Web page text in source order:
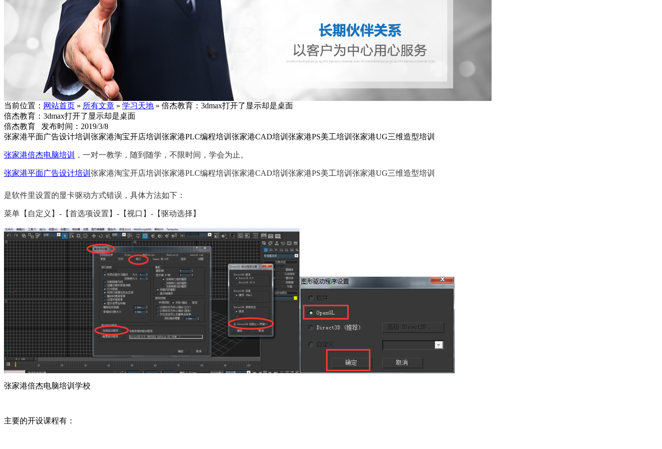
当前位置： 网站首页 » 所有文章 » 学习天地 » 倍杰教育：3dmax打开了显示却是桌面
倍杰教育：3dmax打开了显示却是桌面
倍杰教育 发布时间：2019/3/8
张家港平面广告设计培训张家港淘宝开店培训张家港PLC编程培训张家港CAD培训张家港PS美工培训张家港UG三维造型培训
张家港倍杰电脑培训 ，一对一教学，随到随学，不限时间，学会为止。
张家港平面广告设计培训 张家港淘宝开店培训张家港PLC编程培训张家港CAD培训张家港PS美工培训张家港UG三维造型培训
是软件里设置的显卡驱动方式错误，具体方法如下：
菜单【自定义】 - 【首选项设置】 - 【视口】 - 【驱动选择】
张家港倍杰电脑培训学校
主要的开设课程有：